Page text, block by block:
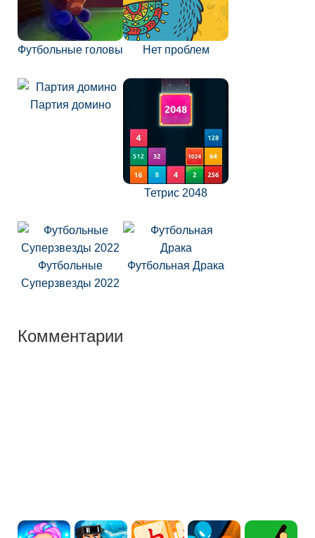
Футбольные головы Нет проблем
Партия домино
Тетрис 2048
Футбольные
Суперзвезды 2022
Футбольная Драка
Комментарии